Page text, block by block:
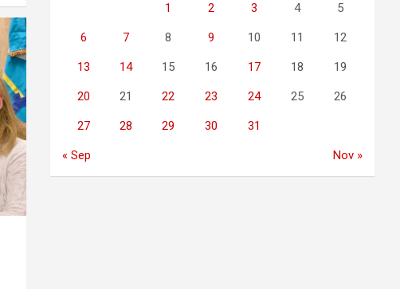
1 2 3 4 5
6 7 8 9 10 11 12
13 14 15 16 17 18 19
20 21 22 23 24 25 26
27 28 29 30 31
« Sep Nov »